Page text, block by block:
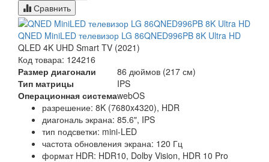
Сравнить
QNED MiniLED телевизор LG 86QNED996PB 8K Ultra HD
QLED 4K UHD Smart TV (2021)
Код товара: 124216
Размер диагонали
86 дюймов (217 см)
Тип матрицы
IPS
Операционная системаwebOS
разрешение: 8K (7680x4320), HDR
диагональ экрана: 85.6", IPS
тип подсветки: mini-LED
частота обновления экрана: 120 Гц
формат HDR: HDR10, Dolby Vision, HDR 10 Pro